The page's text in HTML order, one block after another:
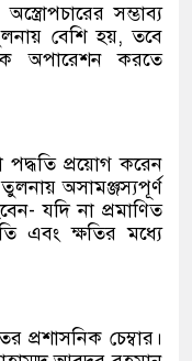
সম্ভাব্য
বেশি হয়, তবে
অপারেশন করতে
প্রয়োগ করেন
অসামঞ্জস্যপূর্ণ
যদি না প্রমাণিত
এবং ক্ষতির মধ্যে
প্রশাসনিক চেম্বার।